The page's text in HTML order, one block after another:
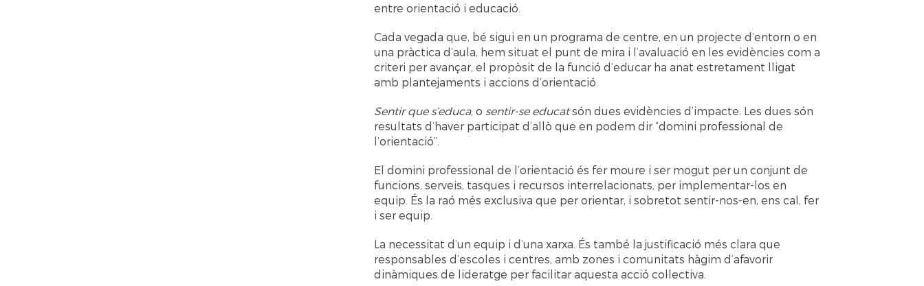
entre orientació i educació.
Cada vegada que, bé sigui en un programa de centre, en un projecte d’entorn o en
una pràctica d’aula, hem situat el punt de mira i l’avaluació en les evidències com a
criteri per avançar, el propòsit de la funció d’educar ha anat estretament lligat
amb plantejaments i accions d’orientació.
Sentir que s’educa, o sentir-se educatsón dues evidències d’impacte. Les dues són
resultats d’haver participat d’allò que en podem dir “domini professional de
l’orientació”.
El domini professional de l’orientació és fer moure i ser mogut per un conjunt de
funcions, serveis, tasques i recursos interrelacionats, per implementar-los en
equip. És la raó més exclusiva que per orientar, i sobretot sentir-nos-en, ens cal, fer
i ser equip.
La necessitat d’un equip i d’una xarxa. És també la justificació més clara que
responsables d’escoles i centres, amb zones i comunitats hàgim d’afavorir
dinàmiques de lideratge per facilitar aquesta acció col·lectiva.